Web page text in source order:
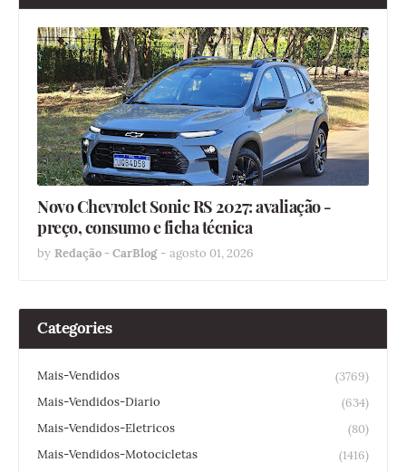
Novo Chevrolet Sonic RS 2027: avaliação -
preço, consumo e ficha técnica
by Redação - CarBlog - agosto 01, 2026
Categories
Mais-Vendidos
(3769)
Mais-Vendidos-Diario
(634)
Mais-Vendidos-Eletricos
(80)
Mais-Vendidos-Motocicletas
(1416)